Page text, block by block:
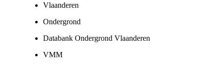
Vlaanderen
Ondergrond
Databank Ondergrond Vlaanderen
VMM